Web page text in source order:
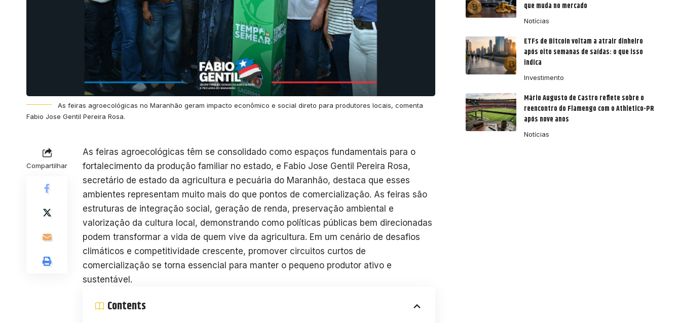
As feiras agroecológicas no Maranhão geram impacto econômico e social direto para produtores locais, comenta
Fabio Jose Gentil Pereira Rosa.
Compartilhar
As feiras agroecológicas têm se consolidado como espaços fundamentais para o
fortalecimento da produção familiar no estado, e Fabio Jose Gentil Pereira Rosa,
secretário de estado da agricultura e pecuária do Maranhão, destaca que esses
ambientes representam muito mais do que pontos de comercialização. As feiras são
estruturas de integração social, geração de renda, preservação ambiental e
valorização da cultura local, demonstrando como políticas públicas bem direcionadas
podem transformar a vida de quem vive da agricultura. Em um cenário de desafios
climáticos e competitividade crescente, promover circuitos curtos de
comercialização se torna essencial para manter o pequeno produtor ativo e
sustentável.
Contents
que muda no mercado
Notícias
ETFs de Bitcoin voltam a atrair dinheiro
após oito semanas de saídas: o que isso
indica
Investimento
Mário Augusto de Castro reflete sobre o
reencontro do Flamengo com o Athletico-PR
após nove anos
Notícias